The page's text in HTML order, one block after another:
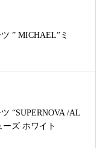
” MICHAEL”ミ
“SUPERNOVA /AL
ーズ ホワイト